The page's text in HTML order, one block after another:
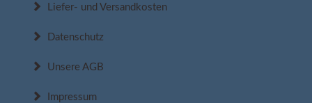
Liefer- und Versandkosten
Datenschutz
Unsere AGB
Impressum